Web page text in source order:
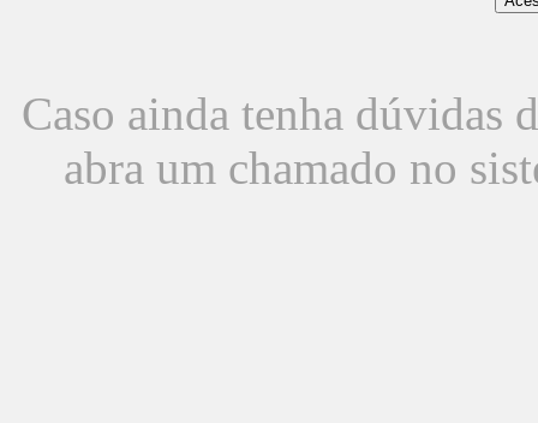
Caso ainda tenha dúvidas
abra um chamado no